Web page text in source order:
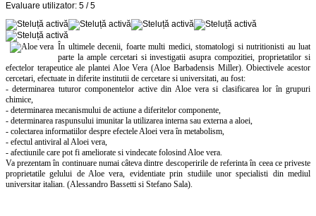
Evaluare utilizator: 5 /5
În ultimele decenii, foarte multi medici, stomatologi si nutritionisti au luat
parte la ample cercetari si investigatii asupra compozitiei, proprietatilor si
efectelor terapeutice ale plantei Aloe Vera (Aloe Barbadensis Miller).Obiectivele acestor
cercetari, efectuate in diferite institutii de cercetare si universitati, au fost:
- determinarea tuturor componentelor active din Aloe vera si clasificarea lor în grupuri
chimice,
- determinarea mecanismului de actiune a diferitelor componente,
- determinarea raspunsului imunitar la utilizarea interna sau externa a aloei,
- colectarea informatiilor despre efectele Aloei vera în metabolism,
- efectul antiviral al Aloei vera,
- afectiunile care pot fi ameliorate si vindecate folosind Aloe vera.
Va prezentam în continuare numai câteva dintre descoperirile de referinta în ceea ce priveste
proprietatile gelului de Aloe vera, evidentiate prin studiile unor specialisti din mediul
universitar italian. (Alessandro Bassetti si Stefano Sala).